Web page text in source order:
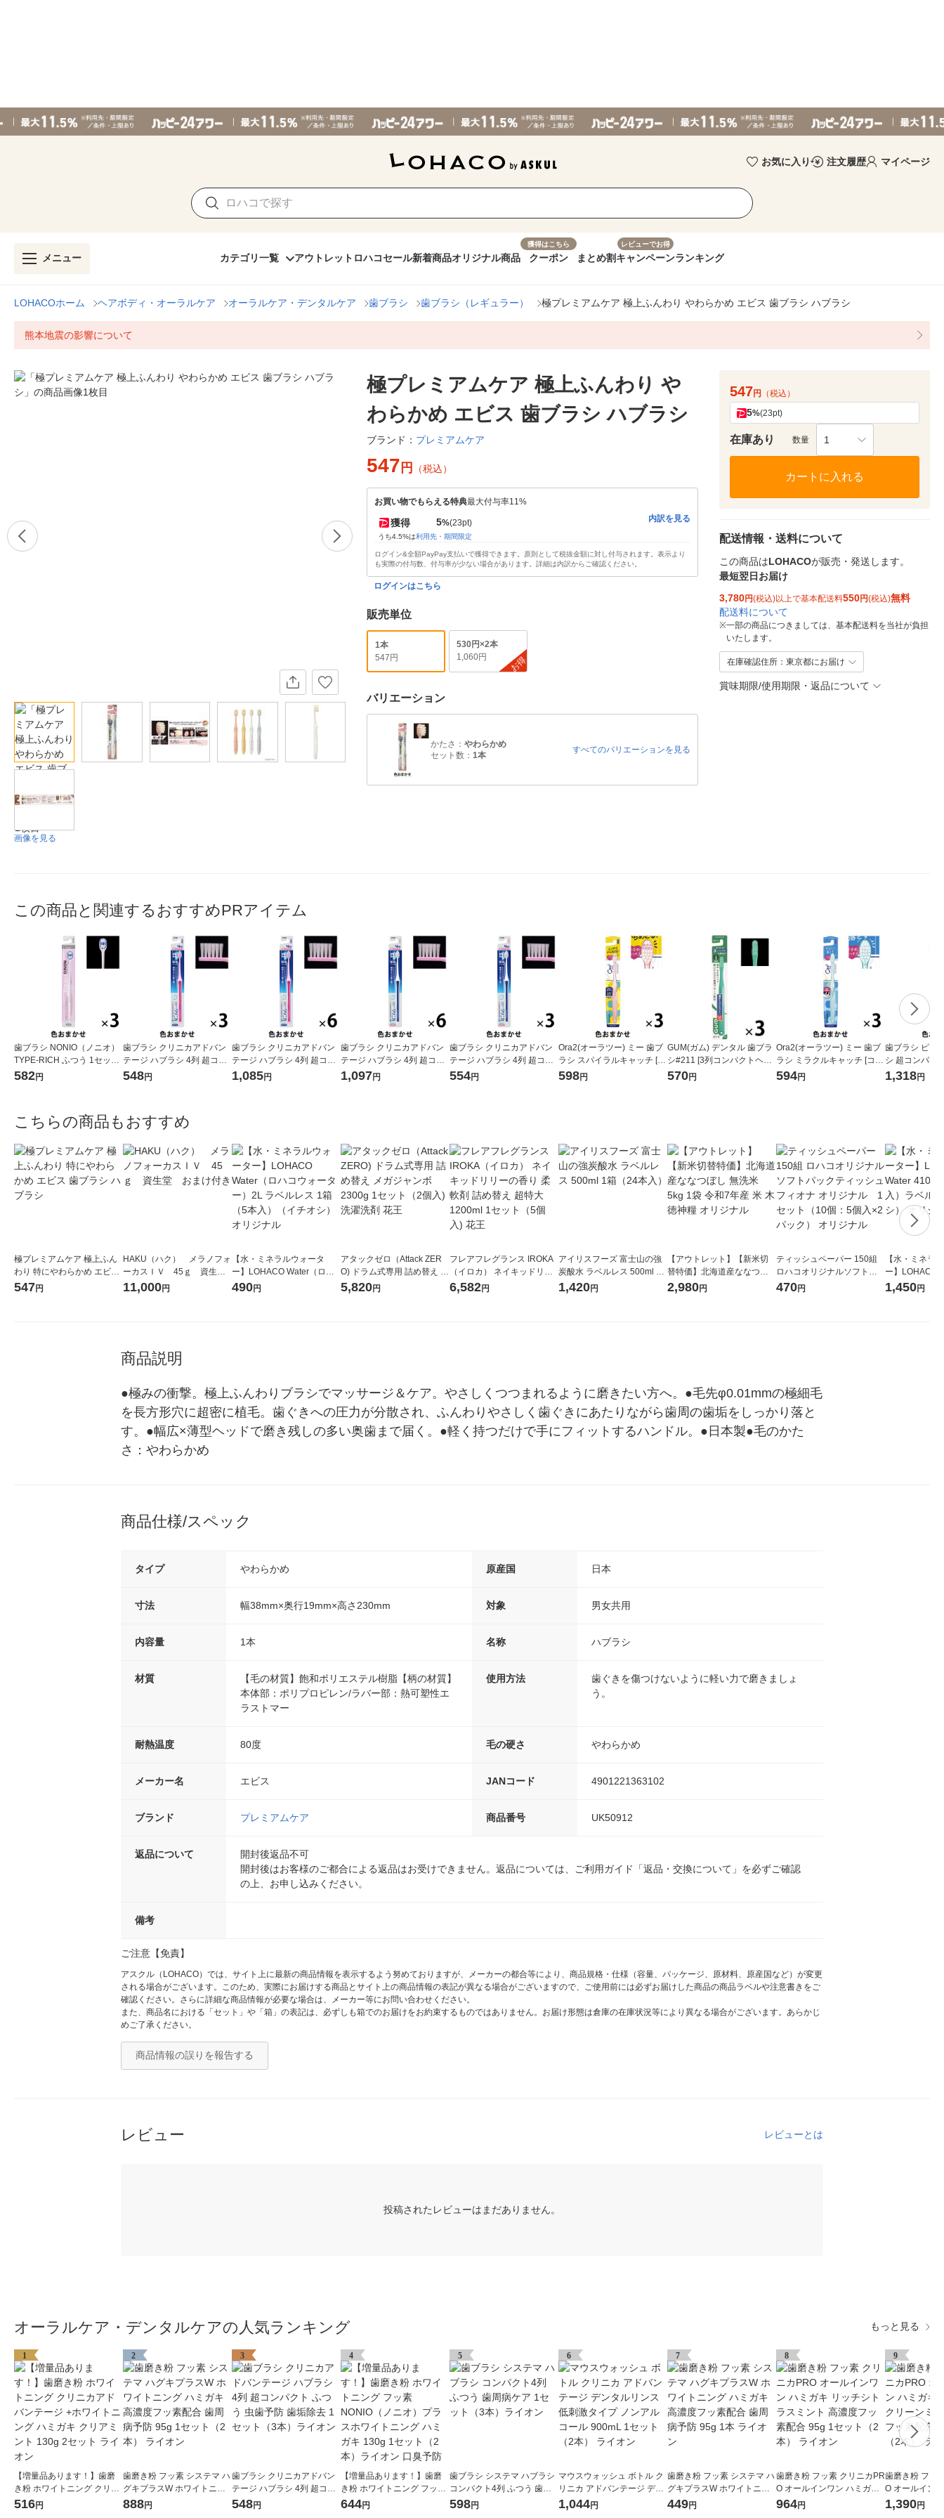
お気に入り 注文履歴 マイページ
メニュー カテゴリ一覧 アウトレット ロハコセール新着商品オリジナル商品
獲得はこちら
クーポン まとめ割
レビューでお得
キャンペーンランキング
LOHACOホーム ヘアボディ・オーラルケア オーラルケア・デンタルケア 歯ブラシ 歯ブラシ（レギュラー） 極プレミアムケア 極上ふんわり やわらかめ エビス 歯ブラシ ハブラシ
熊本地震の影響について
画像を見る
極プレミアムケア 極上ふんわり や
わらかめ エビス 歯ブラシ ハブラシ
ブランド： プレミアムケア
547 円 （税込）
お買い物でもらえる特典最大付与率11%
獲得 5%(23pt)
うち4.5%は利用先・期間限定
内訳を見る
ログイン&全額PayPay支払いで獲得できます。原則として税抜金額に対し付与されます。表示より
も実際の付与数、付与率が少ない場合があります。詳細は内訳からご確認ください。
ログインはこちら
販売単位
1本
547円
530円×2本
1,060円
お得
バリエーション
かたさ： やわらかめ
セット数： 1本
すべてのバリエーションを見る
547円 （税込）
5%(23pt)
在庫あり 数量 1
カートに入れる
配送情報・送料について
この商品はLOHACOが販売・発送します。
最短翌日お届け
3,780円(税込)以上で基本配送料550円(税込)無料
配送料について
※一部の商品につきましては、基本配送料を当社が負担
いたします。
在庫確認住所：東京都にお届け
賞味期限/使用期限・返品について
この商品と関連するおすすめPRアイテム
歯ブラシ NONIO（ノニオ）
TYPE-RICH ふつう 1セット
（3本）口臭予防 歯垢除去
582円
歯ブラシ クリニカアドバン
テージ ハブラシ 4列 超コン
パクト ふつう 虫歯予防 歯垢
548円
歯ブラシ クリニカアドバン
テージ ハブラシ 4列 超コン
パクト ふつう 虫歯予防 歯垢
除去 1セット（6本）ライオ
1,085円
歯ブラシ クリニカアドバン
テージ ハブラシ 4列 超コン
パクト やわらかめ 虫歯予防
歯垢除去 1セット（6本）ラ
1,097円
歯ブラシ クリニカアドバン
テージ ハブラシ 4列 超コン
パクト やわらかめ 虫歯予防
554円
Ora2(オーラツー) ミー 歯ブ
ラシ スパイラルキャッチ [コ
ンパクトヘッド ふつう] 1セ
598円
GUM(ガム) デンタル 歯ブラ
シ#211 [3列コンパクトヘッ
ド ふつう 先細毛] 1セット(3
570円
Ora2(オーラツー) ミー 歯ブ
ラシ ミラクルキャッチ [コン
パクトヘッド ふつう] 1セッ
594円
歯ブラシ ピュ
シ 超コンパク
ット（6本）花
1,318円
こちらの商品もおすすめ
極プレミアムケア 極上ふん
わり 特にやわらかめ エビス
歯ブラシ ハブラシ
547円
HAKU（ハク） メラノフォ
ーカスＩＶ 45ｇ 資生
堂 おまけ付き
11,000円
【水・ミネラルウォータ
ー】LOHACO Water（ロハ
コウォーター）2L ラベルレ
490円
アタックゼロ（Attack ZER
O) ドラム式専用 詰め替え メ
ガジャンボ 2300g 1セット
（2個入) 洗濯洗剤 花王
5,820円
フレアフレグランス IROKA
（イロカ） ネイキッドリリ
ーの香り 柔軟剤 詰め替え 超
特大 1200ml 1セット（5個
6,582円
アイリスフーズ 富士山の強
炭酸水 ラベルレス 500ml 1
箱（24本入）
1,420円
【アウトレット】【新米切
替特価】北海道産ななつぼ
し 無洗米 5kg 1袋 令和7年産
米 木徳神糧 オリジナル
2,980円
ティッシュペーパー 150組
ロハコオリジナルソフトパ
ックティッシュ フィオナ オ
470円
【水・ミネラ
ー】LOHACO
1箱（20本入
（イチオシ）
1,450円
商品説明
●極みの衝撃。極上ふんわりブラシでマッサージ＆ケア。やさしくつつまれるように磨きたい方へ。●毛先φ0.01mmの極細毛
を長方形穴に超密に植毛。歯ぐきへの圧力が分散され、ふんわりやさしく歯ぐきにあたりながら歯周の歯垢をしっかり落と
す。●幅広×薄型ヘッドで磨き残しの多い奥歯まで届く。●軽く持つだけで手にフィットするハンドル。●日本製●毛のかた
さ：やわらかめ
商品仕様/スペック
タイプ やわらかめ 原産国 日本
寸法 幅38mm×奥行19mm×高さ230mm 対象 男女共用
内容量 1本 名称 ハブラシ
材質
【毛の材質】飽和ポリエステル樹脂【柄の材質】
本体部：ポリプロピレン/ラバー部：熱可塑性エ
ラストマー
使用方法
歯ぐきを傷つけないように軽い力で磨きましょ
う。
耐熱温度 80度 毛の硬さ やわらかめ
メーカー名 エビス JANコード 4901221363102
ブランド プレミアムケア 商品番号 UK50912
返品について
開封後返品不可
開封後はお客様のご都合による返品はお受けできません。返品については、ご利用ガイド「返品・交換について」を必ずご確認
の上、お申し込みください。
備考
ご注意【免責】
アスクル（LOHACO）では、サイト上に最新の商品情報を表示するよう努めておりますが、メーカーの都合等により、商品規格・仕様（容量、パッケージ、原材料、原産国など）が変更
される場合がございます。このため、実際にお届けする商品とサイト上の商品情報の表記が異なる場合がございますので、ご使用前には必ずお届けした商品の商品ラベルや注意書きをご
確認ください。さらに詳細な商品情報が必要な場合は、メーカー等にお問い合わせください。
また、商品名における「セット」や「箱」の表記は、必ずしも箱でのお届けをお約束するものではありません。お届け形態は倉庫の在庫状況等により異なる場合がございます。あらかじ
めご了承ください。
商品情報の誤りを報告する
レビュー レビューとは
投稿されたレビューはまだありません。
オーラルケア・デンタルケアの人気ランキング もっと見る
1
【増量品あります！】歯磨
き粉 ホワイトニング クリニ
カアドバンテージ +ホワイト
516円
2
歯磨き粉 フッ素 システマ ハ
グキプラスW ホワイトニン
グ ハミガキ 高濃度フッ素配
888円
3
歯ブラシ クリニカアドバン
テージ ハブラシ 4列 超コン
パクト ふつう 虫歯予防 歯垢
548円
4
【増量品あります！】歯磨
き粉 ホワイトニング フッ素
NONIO（ノニオ）プラスホ
644円
5
歯ブラシ システマ ハブラシ
コンパクト4列 ふつう 歯周
病ケア 1セット（3本）ライ
598円
6
マウスウォッシュ ボトル ク
リニカ アドバンテージ デン
タルリンス 低刺激タイプ ノ
ンアルコール 900mL 1セッ
1,044円
7
歯磨き粉 フッ素 システマ ハ
グキプラスW ホワイトニン
グ ハミガキ 高濃度フッ素配
449円
8
歯磨き粉 フッ素 クリニカPR
O オールインワン ハミガキ
リッチシトラスミント 高濃
964円
9
歯磨き粉 フッ
O オールイン
フレッシュク
高濃度フッ素
1,390円